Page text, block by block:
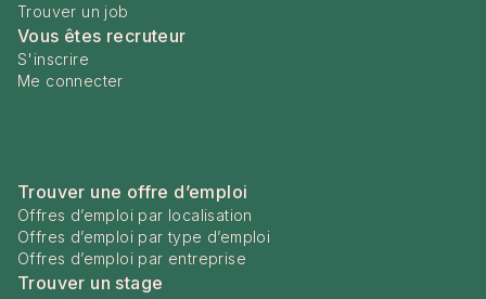
Trouver un job
Vous êtes recruteur
S'inscrire
Me connecter
Trouver une offre d’emploi
Offres d’emploi par localisation
Offres d’emploi par type d’emploi
Offres d’emploi par entreprise
Trouver un stage